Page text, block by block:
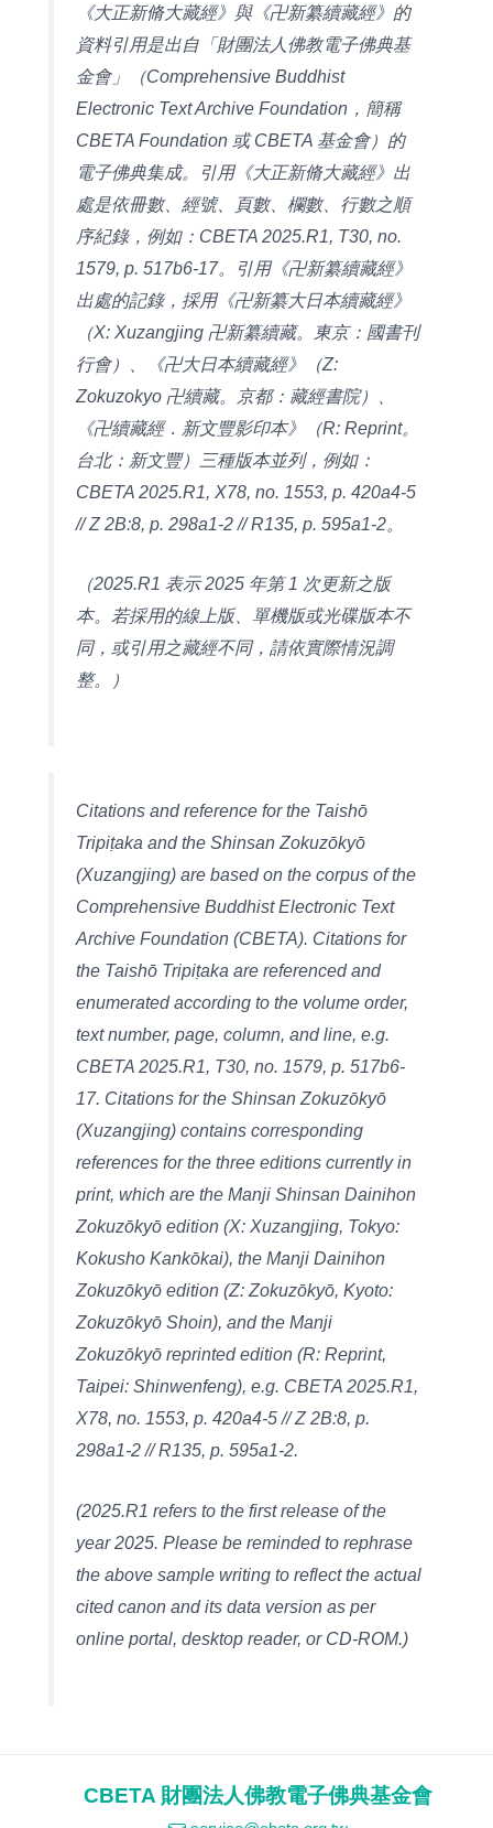
《大正新脩大藏經》與《卍新纂續藏經》的
資料引用是出自「財團法人佛教電子佛典基
金會」（Comprehensive Buddhist
Electronic Text Archive Foundation，簡稱
CBETA Foundation 或 CBETA 基金會）的
電子佛典集成。引用《大正新脩大藏經》出
處是依冊數、經號、頁數、欄數、行數之順
序紀錄，例如：CBETA 2025.R1, T30, no.
1579, p. 517b6-17。引用《卍新纂續藏經》
出處的記錄，採用《卍新纂大日本續藏經》
（X: Xuzangjing 卍新纂續藏。東京：國書刊
行會）、《卍大日本續藏經》（Z:
Zokuzokyo 卍續藏。京都：藏經書院）、
《卍續藏經．新文豐影印本》（R: Reprint。
台北：新文豐）三種版本並列，例如：
CBETA 2025.R1, X78, no. 1553, p. 420a4-5
// Z 2B:8, p. 298a1-2 // R135, p. 595a1-2。
（2025.R1 表示 2025 年第 1 次更新之版
本。若採用的線上版、單機版或光碟版本不
同，或引用之藏經不同，請依實際情況調
整。）
Citations and reference for the Taishō
Tripiṭaka and the Shinsan Zokuzōkyō
(Xuzangjing) are based on the corpus of the
Comprehensive Buddhist Electronic Text
Archive Foundation (CBETA). Citations for
the Taishō Tripiṭaka are referenced and
enumerated according to the volume order,
text number, page, column, and line, e.g.
CBETA 2025.R1, T30, no. 1579, p. 517b6-
17. Citations for the Shinsan Zokuzōkyō
(Xuzangjing) contains corresponding
references for the three editions currently in
print, which are the Manji Shinsan Dainihon
Zokuzōkyō edition (X: Xuzangjing, Tokyo:
Kokusho Kankōkai), the Manji Dainihon
Zokuzōkyō edition (Z: Zokuzōkyō, Kyoto:
Zokuzōkyō Shoin), and the Manji
Zokuzōkyō reprinted edition (R: Reprint,
Taipei: Shinwenfeng), e.g. CBETA 2025.R1,
X78, no. 1553, p. 420a4-5 // Z 2B:8, p.
298a1-2 // R135, p. 595a1-2.
(2025.R1 refers to the first release of the
year 2025. Please be reminded to rephrase
the above sample writing to reflect the actual
cited canon and its data version as per
online portal, desktop reader, or CD-ROM.)
CBETA 財團法人佛教電子佛典基金會